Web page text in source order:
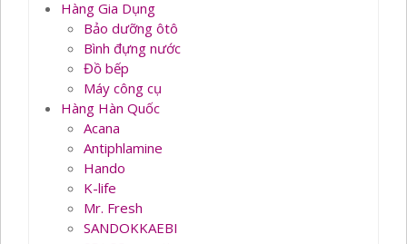
Hàng Gia Dụng
Bảo dưỡng ôtô
Bình đựng nước
Đồ bếp
Máy công cụ
Hàng Hàn Quốc
Acana
Antiphlamine
Hando
K-life
Mr. Fresh
SANDOKKAEBI